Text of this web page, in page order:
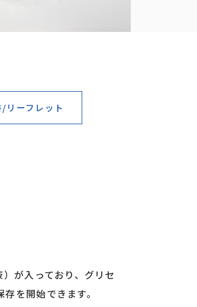
ーフレット
が入っており、グリセ
を開始できます。